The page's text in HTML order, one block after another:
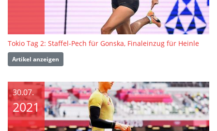
Tokio Tag 2: Staffel-Pech für Gonska, Finaleinzug für Heinle
Artikel anzeigen
30.07.
2021